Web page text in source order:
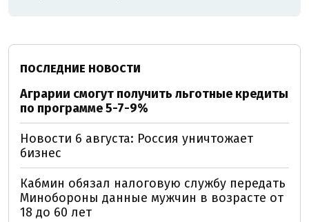
ПОСЛЕДНИЕ НОВОСТИ
Аграрии смогут получить льготные кредиты
по программе 5-7-9%
Новости 6 августа: Россия уничтожает
бизнес
Кабмин обязал налоговую службу передать
Минобороны данные мужчин в возрасте от
18 до 60 лет